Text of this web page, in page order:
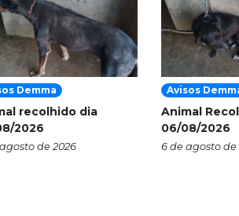
Demma
recolhido dia
2026
de 2026
Avisos
Animal
06/08/2026
6 de agosto de